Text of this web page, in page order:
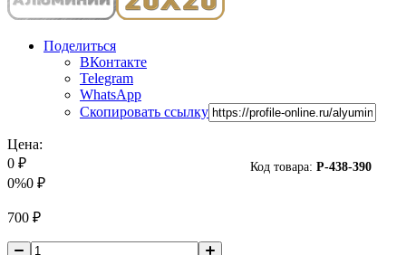
Поделиться
ВКонтакте
Telegram
WhatsApp
Скопировать ссылку
Код товара: P-438-390
Цена:
0 ₽
0%0 ₽
700 ₽